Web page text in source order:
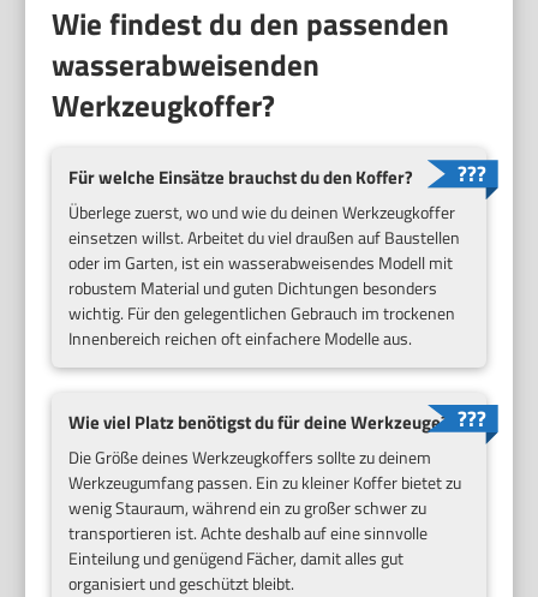
Wie findest du den passenden
wasserabweisenden
Werkzeugkoffer?
Für welche Einsätze brauchst du den Koffer?
Überlege zuerst, wo und wie du deinen Werkzeugkoffer
einsetzen willst. Arbeitet du viel draußen auf Baustellen
oder im Garten, ist ein wasserabweisendes Modell mit
robustem Material und guten Dichtungen besonders
wichtig. Für den gelegentlichen Gebrauch im trockenen
Innenbereich reichen oft einfachere Modelle aus.
Wie viel Platz benötigst du für deine Werkzeuge?
Die Größe deines Werkzeugkoffers sollte zu deinem
Werkzeugumfang passen. Ein zu kleiner Koffer bietet zu
wenig Stauraum, während ein zu großer schwer zu
transportieren ist. Achte deshalb auf eine sinnvolle
Einteilung und genügend Fächer, damit alles gut
organisiert und geschützt bleibt.